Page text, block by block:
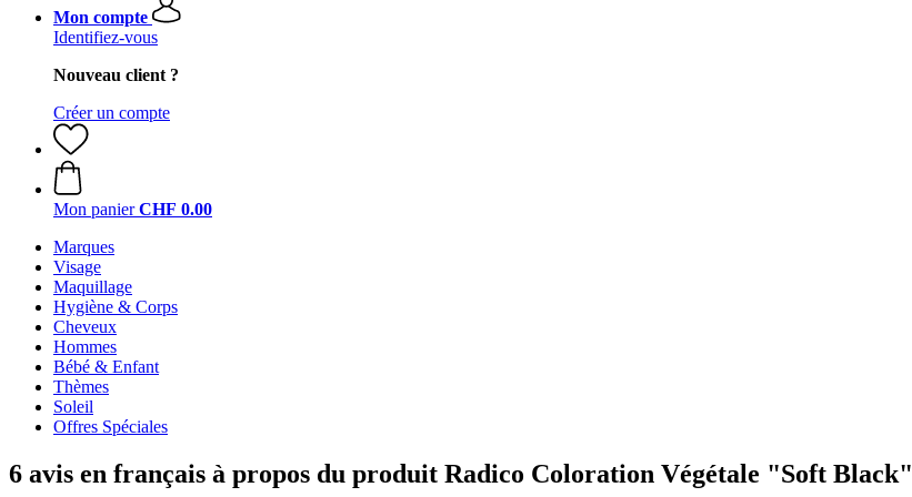
Mon compte
Identifiez-vous
Nouveau client ?
Créer un compte
Mon panier CHF 0.00
Marques
Visage
Maquillage
Hygiène & Corps
Cheveux
Hommes
Bébé & Enfant
Thèmes
Soleil
Offres Spéciales
6 avis en français à propos du produit Radico Coloration Végétale "Soft Black"